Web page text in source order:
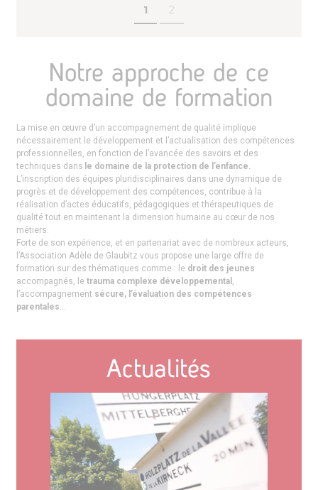
1 2
Notre approche de ce
domaine de formation
La mise en œuvre d’un accompagnement de qualité implique
nécessairement le développement et l’actualisation des compétences
professionnelles, en fonction de l’avancée des savoirs et des
techniques dans le domaine de la protection de l’enfance.
L’inscription des équipes pluridisciplinaires dans une dynamique de
progrès et de développement des compétences, contribue à la
réalisation d’actes éducatifs, pédagogiques et thérapeutiques de
qualité tout en maintenant la dimension humaine au cœur de nos
métiers.
Forte de son expérience, et en partenariat avec de nombreux acteurs,
l’Association Adèle de Glaubitz vous propose une large offre de
formation sur des thématiques comme : le droit des jeunes
accompagnés, letrauma complexe développemental
l’accompagnement sécure, l’évaluation des compétences
parentales
Actualités